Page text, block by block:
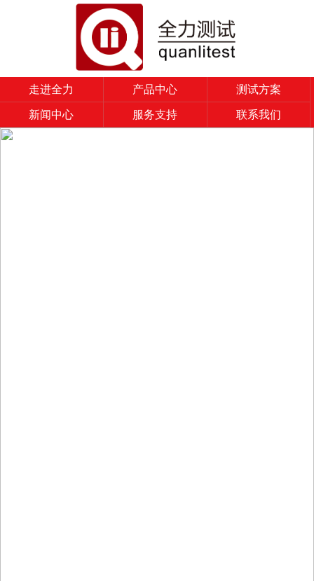
走进全力 产品中心
测试方案
新闻中心
服务支持 联系我们